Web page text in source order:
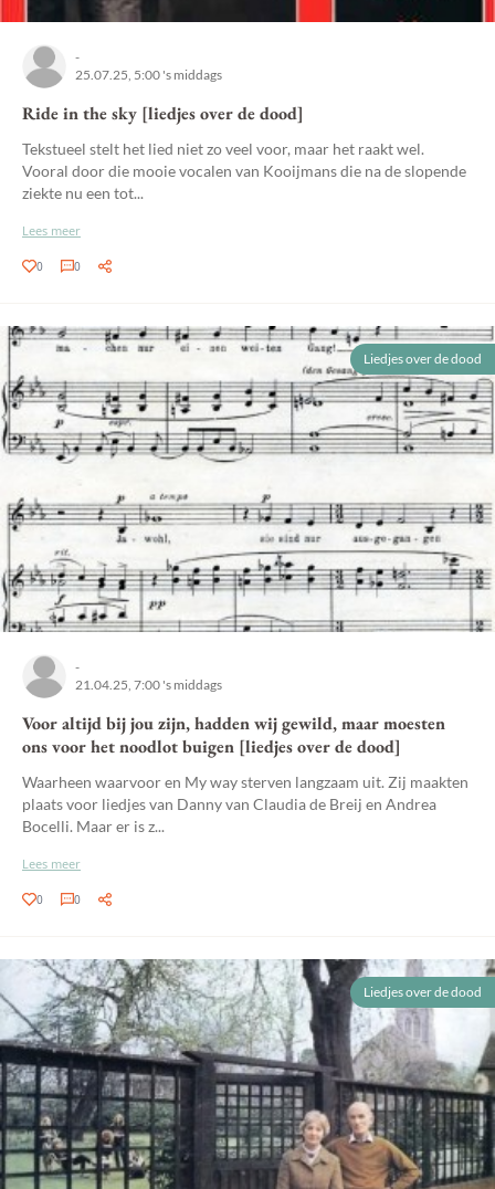
-
25.07.25, 5:00 's middags
Ride in the sky [liedjes over de dood]
Tekstueel stelt het lied niet zo veel voor, maar het raakt wel.
Vooral door die mooie vocalen van Kooijmans die na de slopende
ziekte nu een tot...
Lees meer
0 0
Liedjes over de dood
-
21.04.25, 7:00 's middags
Voor altijd bij jou zijn, hadden wij gewild, maar moesten
ons voor het noodlot buigen [liedjes over de dood]
Waarheen waarvoor en My way sterven langzaam uit. Zij maakten
plaats voor liedjes van Danny van Claudia de Breij en Andrea
Bocelli. Maar er is z...
Lees meer
0 0
Liedjes over de dood